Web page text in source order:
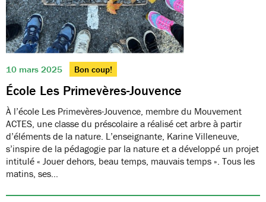
10 mars 2025 Bon coup!
École Les Primevères-Jouvence
À l’école Les Primevères-Jouvence, membre du Mouvement
ACTES, une classe du préscolaire a réalisé cet arbre à partir
d’éléments de la nature. L’enseignante, Karine Villeneuve,
s’inspire de la pédagogie par la nature et a développé un projet
intitulé « Jouer dehors, beau temps, mauvais temps ». Tous les
matins, ses…